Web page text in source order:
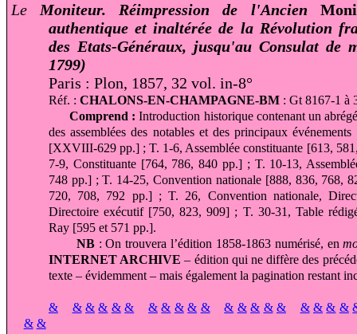
Le Moniteur. Réimpression de l'Ancien
authentique et inaltérée de la Révolution
des Etats-Généraux, jusqu'au Consulat de
1799)
Paris : Plon, 1857, 32 vol. in-8°
Réf. : CHALONS-EN-CHAMPAGNE-BM: Gt 8167-1 à
Comprend :Introduction historique contenant un
des assemblées des notables et des principaux
[XXVIII-629 pp.] ; T. 1-6, Assemblée constituante [613,
7-9, Constituante [764, 786, 840 pp.] ; T. 10-13,
748 pp.] ; T. 14-25, Convention nationale [888, 836, 768,
720, 708, 792 pp.] ; T. 26, Convention nationale,
Directoire exécutif [750, 823, 909] ; T. 30-31, Table
Ray [595 et 571 pp.].
NB: On trouvera l’édition 1858-1863 numérisé, en
INTERNET ARCHIVE – édition qui ne diffère des
texte – évidemment – mais également la pagination restant
& & & & & & & & & & & & & & & & & & & &
& &